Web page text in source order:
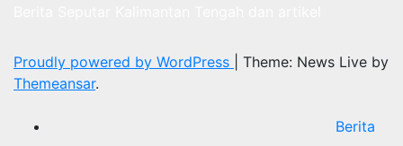
Proudly powered by WordPress
Theme: News Live by
Themeansar.
Berita